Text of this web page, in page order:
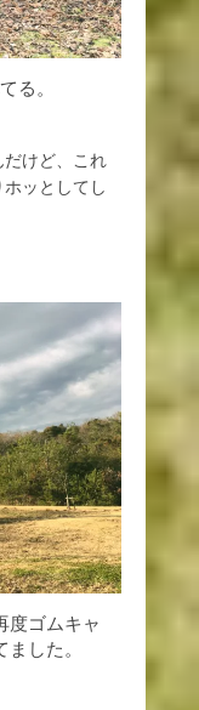
る。
けど、これ
ッとしてし
度ゴムキャ
した。